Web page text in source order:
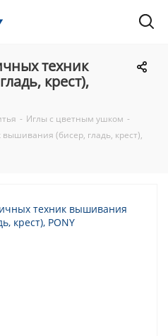
техник
крест),
- Иглы с цветным ушком -
(бисер, гладь, крест),